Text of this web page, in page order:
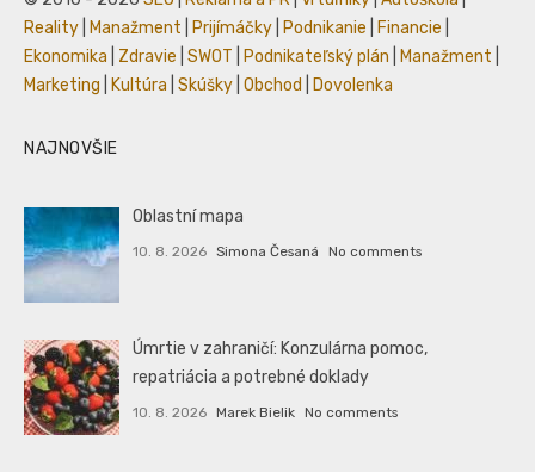
Reality
Manažment Prijímáčky Podnikanie Financie
Ekonomika
Zdravie SWOT Podnikateľský plán Manažment
Marketing
Kultúra Skúšky Obchod Dovolenka
NAJNOVŠIE
Oblastní mapa
10. 8. 2026 Simona Česaná No comments
Úmrtie v zahraničí: Konzulárna pomoc,
repatriácia a potrebné doklady
10. 8. 2026 Marek Bielik No comments